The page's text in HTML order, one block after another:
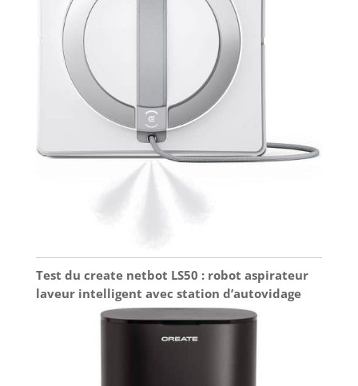
Test du create netbot LS50 : robot aspirateur
laveur intelligent avec station d’autovidage